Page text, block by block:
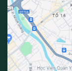
Thảm lót cầu
hợp với nhà ở hiện
xám còn có ưu
gàng.